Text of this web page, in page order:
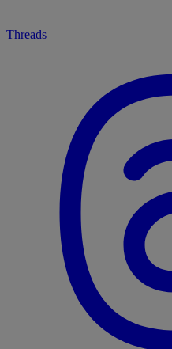
Threads